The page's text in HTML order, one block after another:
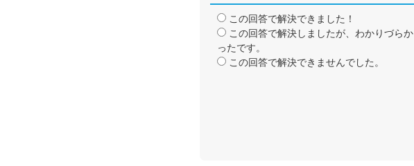
この回答で解決できました！
この回答で解決しましたが、わかりづらか
ったです。
この回答で解決できませんでした。